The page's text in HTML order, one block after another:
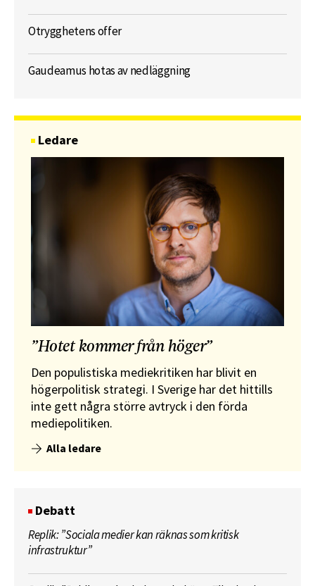
Otrygghetens offer
Gaudeamus hotas av nedläggning
Ledare
”Hotet kommer från höger”
Den populistiska mediekritiken har blivit en
högerpolitisk strategi. I Sverige har det hittills
inte gett några större avtryck i den förda
mediepolitiken.
Alla ledare
Debatt
Replik: ”Sociala medier kan räknas som kritisk
infrastruktur”